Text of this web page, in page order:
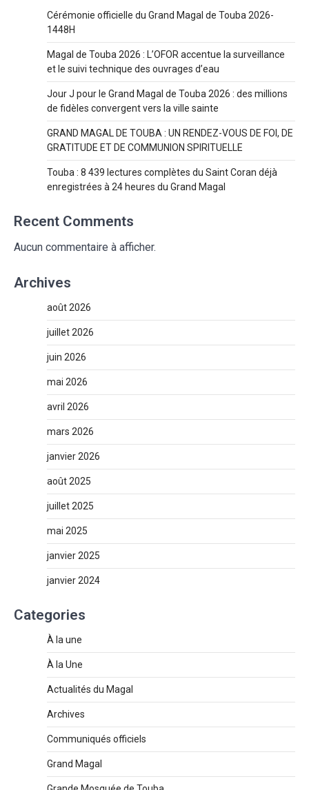
Cérémonie officielle du Grand Magal de Touba 2026-
1448H
Magal de Touba 2026 : L’OFOR accentue la surveillance
et le suivi technique des ouvrages d’eau
Jour J pour le Grand Magal de Touba 2026 : des millions
de fidèles convergent vers la ville sainte
GRAND MAGAL DE TOUBA : UN RENDEZ-VOUS DE FOI, DE
GRATITUDE ET DE COMMUNION SPIRITUELLE
Touba : 8 439 lectures complètes du Saint Coran déjà
enregistrées à 24 heures du Grand Magal
Recent Comments
Aucun commentaire à afficher.
Archives
août 2026
juillet 2026
juin 2026
mai 2026
avril 2026
mars 2026
janvier 2026
août 2025
juillet 2025
mai 2025
janvier 2025
janvier 2024
Categories
À la une
À la Une
Actualités du Magal
Archives
Communiqués officiels
Grand Magal